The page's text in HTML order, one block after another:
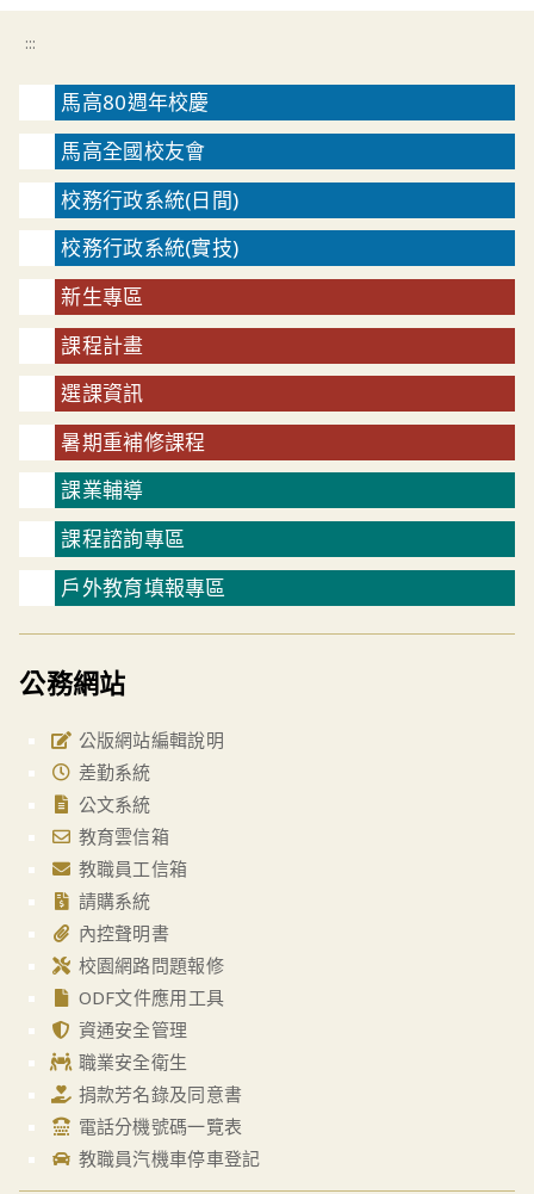
:::
馬高80週年校慶
馬高全國校友會
校務行政系統(日間)
校務行政系統(實技)
新生專區
課程計畫
選課資訊
暑期重補修課程
課業輔導
課程諮詢專區
戶外教育填報專區
公務網站
公版網站編輯說明
差勤系統
公文系統
教育雲信箱
教職員工信箱
請購系統
內控聲明書
校園網路問題報修
ODF文件應用工具
資通安全管理
職業安全衛生
捐款芳名錄及同意書
電話分機號碼一覽表
教職員汽機車停車登記